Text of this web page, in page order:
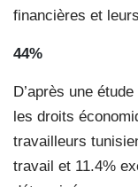
financières et
44%
D’après une
les droits
travailleurs
travail et 11.4%